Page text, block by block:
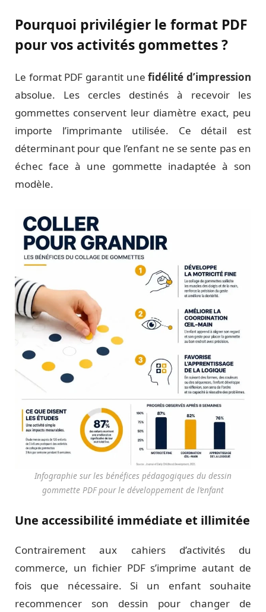
Pourquoi privilégier le format PDF
pour vos activités gommettes ?
Le format PDF garantit unefidélité d’impression
absolue. Les cercles destinés à recevoir les
gommettes conservent leur diamètre exact, peu
importe l’imprimante utilisée. Ce détail est
déterminant pour que l’enfant ne se sente pas en
échec face à une gommette inadaptée à son
modèle.
Infographie sur les bénéfices pédagogiques du dessin
gommette PDF pour le développement de l’enfant
Une accessibilité immédiate et illimitée
Contrairement aux cahiers d’activités du
commerce, un fichier PDF s’imprime autant de
fois que nécessaire. Si un enfant souhaite
recommencer son dessin pour changer de